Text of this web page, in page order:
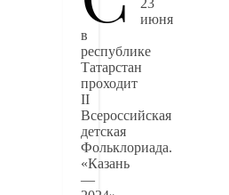
июня
в
республике
Татарстан
проходит
II
Всероссийская
детская
Фольклориада.
«Казань
—